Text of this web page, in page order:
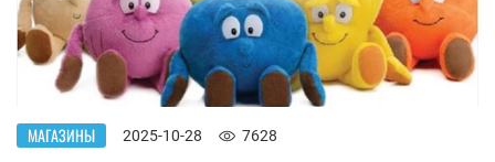
МАГАЗИНЫ 2025-10-28 7628